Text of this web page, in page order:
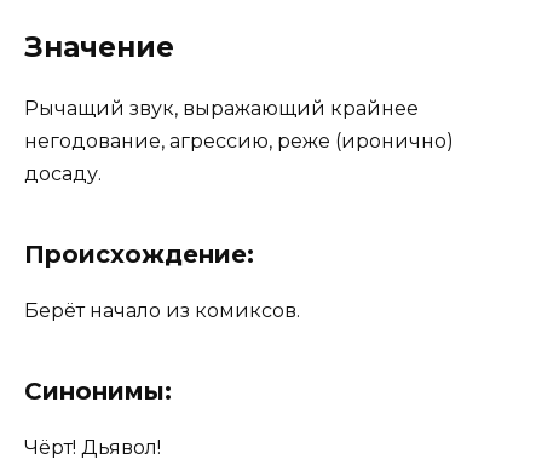
Значение
Рычащий звук, выражающий крайнее
негодование, агрессию, реже (иронично)
досаду.
Происхождение:
Берёт начало из комиксов.
Синонимы:
Чёрт! Дьявол!